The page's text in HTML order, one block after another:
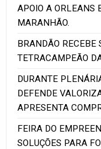
APOIO A ORLEANS
MARANHÃO.
BRANDÃO RECEBE
TETRACAMPEÃO
DURANTE
DEFENDE
APRESENTA
FEIRA DO
SOLUÇÕES PARA